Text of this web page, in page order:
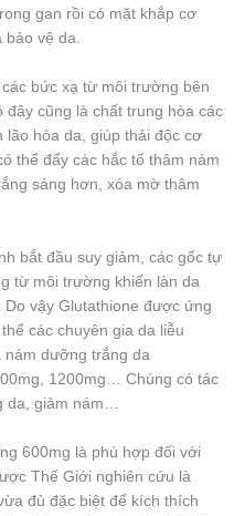
gan rồi có mặt khắp cơ
bảo vệ da.
bức xạ từ môi trường bên
đây cũng là chất trung hòa các
hóa da, giúp thải độc cơ
thể đẩy các hắc tố thâm nám
sáng hơn, xóa mờ thâm
bắt đầu suy giảm, các gốc tự
từ môi trường khiến làn da
vậy Glutathione được ứng
các chuyên gia da liễu
nám dưỡng trắng da
1200mg… Chúng có tác
da, giảm nám…
600mg là phù hợp đối với
Thế Giới nghiên cứu là
đủ đặc biệt để kích thích